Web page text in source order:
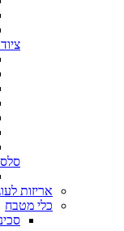
אריזות
כלי מטבח